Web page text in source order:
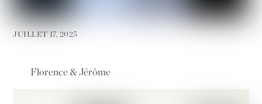
JUILLET 17, 2025
Florence & Jérôme